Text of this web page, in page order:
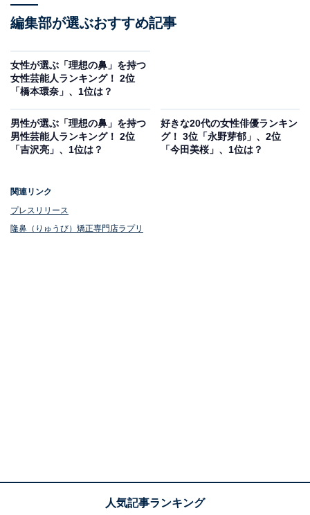
編集部が選ぶおすすめ記事
女性が選ぶ「理想の鼻」を持つ
女性芸能人ランキング！ 2位
「橋本環奈」、1位は？
男性が選ぶ「理想の鼻」を持つ
男性芸能人ランキング！ 2位
「吉沢亮」、1位は？
好きな20代の女性俳優ランキン
グ！ 3位「永野芽郁」、2位
「今田美桜」、1位は？
関連リンク
プレスリリース
隆鼻（りゅうび）矯正専門店ラプリ